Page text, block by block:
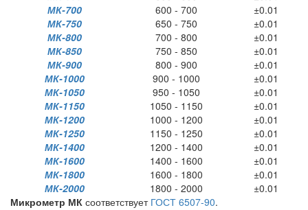
МК-700
600 - 700
±0.01
МК-750
650 - 750
±0.01
МК-800
700 - 800
±0.01
МК-850
750 - 850
±0.01
МК-900
800 - 900
±0.01
МК-1000
900 - 1000
±0.01
МК-1050
950 - 1050
±0.01
МК-1150
1050 - 1150
±0.01
МК-1200
1000 - 1200
±0.01
МК-1250
1150 - 1250
±0.01
МК-1400
1200 - 1400
±0.01
МК-1600
1400 - 1600
±0.01
МК-1800
1600 - 1800
±0.01
МК-2000
1800 - 2000
±0.01
Микрометр МК соответствует ГОСТ 6507-90.